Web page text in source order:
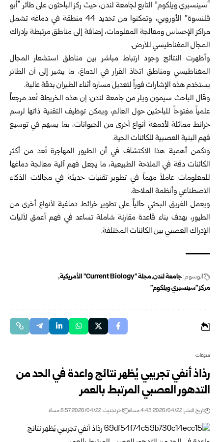
“سينسبري ويلكوم” التابع لجامعة لندن، حيث ركز الباحثون على طائر “أبو
قلنسوة” الأوروبي، وتمكنوا من تحديد 44 منطقة في دماغه تشمل
مراكز الإحساس ومعالجة المعلومات، إضافة إلى مناطق مرتبطة بإدراك
المجال المغناطيسي للأرض.
وأظهرت النتائج وجود ارتباط مباشر بين مناطق استشعار المجال
المغناطيسي ومناطق اتخاذ القرار في الدماغ، ما يشير إلى أن الطائر
يستخدم هذه الإشارات فوراً لتعديل مساره أثناء الطيران بدقة عالية.
وقال الباحث سيمون ويلر من جامعة لندن: إن هذه الخريطة تُعد مرجعاً
علمياً مفتوحاً للباحثين حول العالم، ويمكن توظيف التقنية ذاتها لرسم
خرائط مماثلة لأدمغة أنواع أخرى من الحيوانات، بما يسهم في توسيع
فهم البنية العصبية للكائنات الحية.
وتكمن أهمية هذا الاكتشاف في أن الطيور المهاجرة تُعد من أكثر
الكائنات دقة في الملاحة الطبيعية، ما يجعل فهم آلية معالجة دماغها
للمعلومات عاملاً مهماً في تطوير تقنيات حديثة في مجالات الذكاء
الاصطناعي وأنظمة الملاحة.
ويعمل الفريق البحثي حالياً على تطوير خرائط دماغية لأنواع أخرى من
الطيور، بهدف بناء قاعدة مقارنة شاملة تساعد في فهم أعمق لآليات
الإدراك العصبي بين الكائنات المختلفة.
الوسوم:جامعة لندن مجلة "Current Biology" الأمريكية
مركز "سينسبري ويلكوم"
منوعات
رذاذ أنفي تجريبي يُظهر نتائج واعدة في الحد من
التدهور العصبي المرتبط بالعمر
تاريخ النشر: 2026/04/22 4:43 مساءً اخر تحديث: 2026/04/22 8:57 مساءً